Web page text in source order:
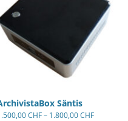
Säntis
CHF– 1.800,00CHF